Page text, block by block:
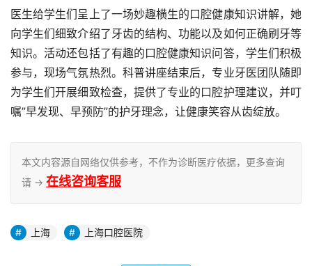
医生给学生们呈上了一场妙趣横生的口腔健康知识讲解，她
向学生们细致介绍了牙齿的结构、功能以及如何正确刷牙等
知识。活动还包括了有趣的口腔健康知识问答，学生们积极
参与，现场气氛热烈。科普讲座结束后，专业牙医团队随即
为学生们开展细致检查，提供了专业的口腔护理建议，并叮
嘱”早发现、早预防”的护牙理念，让健康笑容从齿绽放。
本文内容源自网络仅供参考，不作为诊断医疗依据，更多查询
请 → 在线咨询客服
上海 上海口腔医院